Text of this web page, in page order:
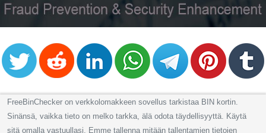
FreeBinChecker on verkkolomakkeen sovellus tarkistaa BIN kortin.
Sinänsä, vaikka tieto on melko tarkka, älä odota täydellisyyttä. Käytä
sitä omalla vastuullasi. Emme tallenna mitään tallentamien tietojen